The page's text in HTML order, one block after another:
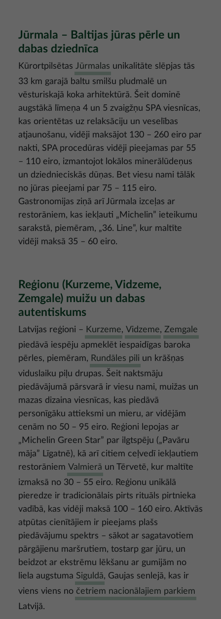
Jūrmala – Baltijas jūras pērle un
dabas dziednīca
Kūrortpilsētas Jūrmalas unikalitāte slēpjas tās
33 km garajā baltu smilšu pludmalē un
vēsturiskajā koka arhitektūrā. Šeit dominē
augstākā līmeņa 4 un 5 zvaigžņu SPA viesnīcas,
kas orientētas uz relaksāciju un veselības
atjaunošanu, vidēji maksājot 130 – 260 eiro par
nakti, SPA procedūras vidēji pieejamas par 55
– 110 eiro, izmantojot lokālos minerālūdeņus
un dziednieciskās dūņas. Bet viesu nami tālāk
no jūras pieejami par 75 – 115 eiro.
Gastronomijas ziņā arī Jūrmala izceļas ar
restorāniem, kas iekļauti „Michelin” ieteikumu
sarakstā, piemēram, „36. Line”, kur maltīte
vidēji maksā 35 – 60 eiro.
Reģionu (Kurzeme, Vidzeme,
Zemgale) muižu un dabas
autentiskums
Latvijas reģioni – Kurzeme, Vidzeme, Zemgale
piedāvā iespēju apmeklēt iespaidīgas baroka
pērles, piemēram, Rundāles pili un krāšņas
viduslaiku piļu drupas. Šeit naktsmāju
piedāvājumā pārsvarā ir viesu nami, muižas un
mazas dizaina viesnīcas, kas piedāvā
personīgāku attieksmi un mieru, ar vidējām
cenām no 50 – 95 eiro. Reģioni lepojas ar
„Michelin Green Star” par ilgtspēju („Pavāru
māja” Līgatnē), kā arī citiem ceļvedī iekļautiem
restorāniem Valmierā un Tērvetē, kur maltīte
izmaksā no 30 – 55 eiro. Reģionu unikālā
pieredze ir tradicionālais pirts rituāls pirtnieka
vadībā, kas vidēji maksā 100 – 160 eiro. Aktīvās
atpūtas cienītājiem ir pieejams plašs
piedāvājumu spektrs – sākot ar sagatavotiem
pārgājienu maršrutiem, tostarp gar jūru, un
beidzot ar ekstrēmu lēkšanu ar gumijām no
liela augstuma Siguldā, Gaujas senlejā, kas ir
viens viens no četriem nacionālajiem parkiem
Latvijā.